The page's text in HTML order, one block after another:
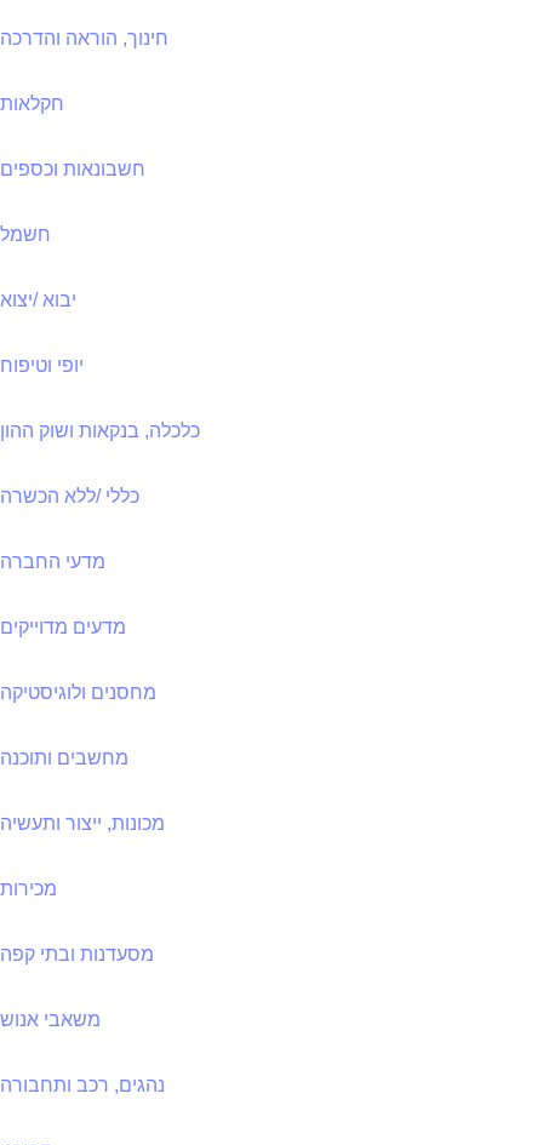
חינוך, הוראה והדרכה
חקלאות
חשבונאות וכספים
חשמל
יבוא /יצוא
יופי וטיפוח
כלכלה, בנקאות ושוק ההון
כללי /ללא הכשרה
מדעי החברה
מדעים מדוייקים
מחסנים ולוגיסטיקה
מחשבים ותוכנה
מכונות, ייצור ותעשיה
מכירות
מסעדנות ובתי קפה
משאבי אנוש
נהגים, רכב ותחבורה